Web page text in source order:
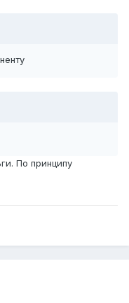
По принципу